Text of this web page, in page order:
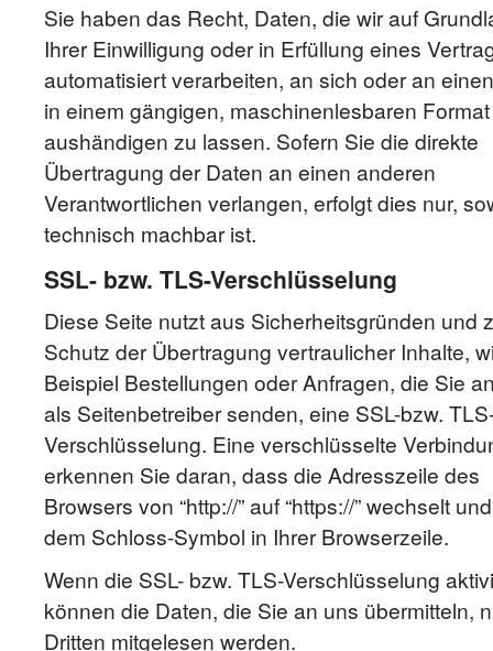
Sie haben das Recht, Daten, die wir auf
Ihrer Einwilligung oder in Erfüllung eines
automatisiert verarbeiten, an sich oder an
in einem gängigen, maschinenlesbaren Format
aushändigen zu lassen. Sofern Sie die direkte
Übertragung der Daten an einen anderen
Verantwortlichen verlangen, erfolgt dies nur,
technisch machbar ist.
SSL- bzw. TLS-Verschlüsselung
Diese Seite nutzt aus Sicherheitsgründen und
Schutz der Übertragung vertraulicher Inhalte,
Beispiel Bestellungen oder Anfragen, die Sie
als Seitenbetreiber senden, eine SSL-bzw.
Verschlüsselung. Eine verschlüsselte
erkennen Sie daran, dass die Adresszeile des
Browsers von “http://” auf “https://” wechselt
dem Schloss-Symbol in Ihrer Browserzeile.
Wenn die SSL- bzw. TLS-Verschlüsselung
können die Daten, die Sie an uns übermitteln,
Dritten mitgelesen werden.